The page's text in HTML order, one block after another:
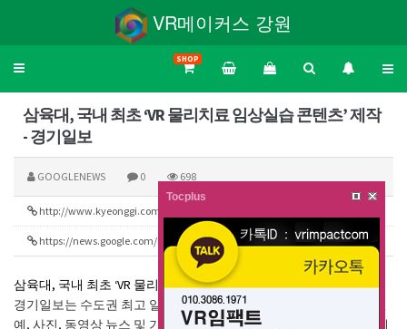
VR메이커스 강원
Toggle
SHOP
삼육대, 국내 최초 ‘VR 물리치료 임상실습 콘텐츠’ 제작
- 경기일보
GOOGLENEWS 0 698
http://www.kyeonggi.com/news/articleView.html?idxno=2153978
277
https://news.google.com/rss/search?q=vr&hl=ko&gl=KR&ceid=KR:ko
삼육대, 국내 최초 ‘VR 물리치료 임상실습 콘텐츠’ 제작경기일보
경기일보는 수도권 최고 일간지로 정치, 경제, 사회, 문화, 스포츠, 연
예, 사진, 동영상 뉴스 및 기사 콘텐츠를 신속하고 정확하게 독자에게
Tocplus